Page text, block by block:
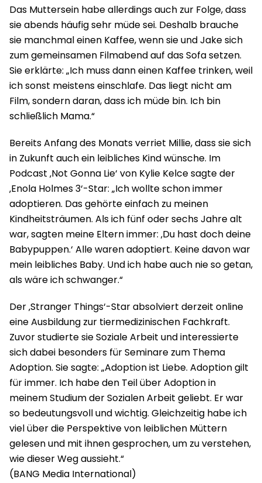
Das Muttersein habe allerdings auch zur Folge, dass
sie abends häufig sehr müde sei. Deshalb brauche
sie manchmal einen Kaffee, wenn sie und Jake sich
zum gemeinsamen Filmabend auf das Sofa setzen.
Sie erklärte: „Ich muss dann einen Kaffee trinken, weil
ich sonst meistens einschlafe. Das liegt nicht am
Film, sondern daran, dass ich müde bin. Ich bin
schließlich Mama.“
Bereits Anfang des Monats verriet Millie, dass sie sich
in Zukunft auch ein leibliches Kind wünsche. Im
Podcast ‚Not Gonna Lie‘ von Kylie Kelce sagte der
‚Enola Holmes 3‘-Star: „Ich wollte schon immer
adoptieren. Das gehörte einfach zu meinen
Kindheitsträumen. Als ich fünf oder sechs Jahre alt
war, sagten meine Eltern immer: ‚Du hast doch deine
Babypuppen.‘ Alle waren adoptiert. Keine davon war
mein leibliches Baby. Und ich habe auch nie so getan,
als wäre ich schwanger.“
Der ‚Stranger Things‘-Star absolviert derzeit online
eine Ausbildung zur tiermedizinischen Fachkraft.
Zuvor studierte sie Soziale Arbeit und interessierte
sich dabei besonders für Seminare zum Thema
Adoption. Sie sagte: „Adoption ist Liebe. Adoption gilt
für immer. Ich habe den Teil über Adoption in
meinem Studium der Sozialen Arbeit geliebt. Er war
so bedeutungsvoll und wichtig. Gleichzeitig habe ich
viel über die Perspektive von leiblichen Müttern
gelesen und mit ihnen gesprochen, um zu verstehen,
wie dieser Weg aussieht.“